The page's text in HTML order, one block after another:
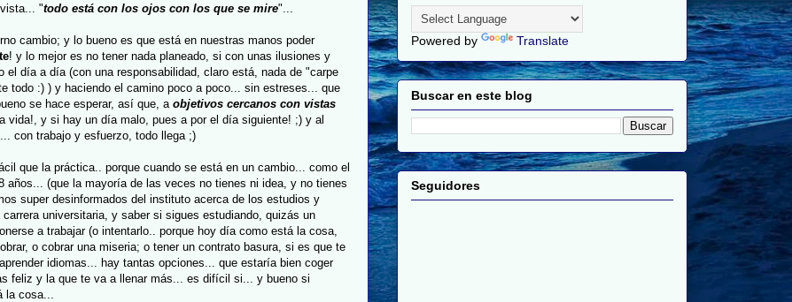
"todo está con los ojos con los que se mire"...
cambio; y lo bueno es que está en nuestras manos poder
! y lo mejor es no tener nada planeado, si con unas ilusiones y
día a día (con una responsabilidad, claro está, nada de "carpe
todo :) ) y haciendo el camino poco a poco... sin estreses... que
se hace esperar, así que, aobjetivos cercanos con vistas
vida!, y si hay un día malo, pues a por el día siguiente! ;) y al
con trabajo y esfuerzo, todo llega ;)
que la práctica.. porque cuando se está en un cambio... como el
años... (que la mayoría de las veces no tienes ni idea, y no tienes
super desinformados del instituto acerca de los estudios y
universitaria, y saber si sigues estudiando, quizás un
a trabajar (o intentarlo.. porque hoy día como está la cosa,
o cobrar una miseria; o tener un contrato basura, si es que te
idiomas... hay tantas opciones... que estaría bien coger
feliz y la que te va a llenar más... es difícil si... y bueno si
la cosa...
Powered by Translate
Buscar en este blog
Seguidores